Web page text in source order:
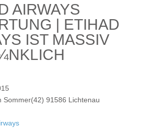
AIRWAYS
| ETIHAD
IST MASSIV
Sommer(42) 91586 Lichtenau